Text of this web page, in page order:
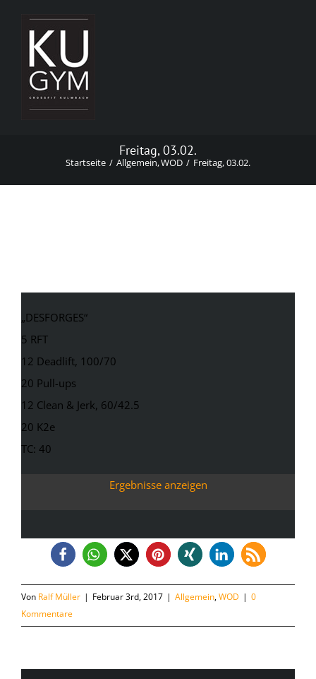
springen
Freitag, 03.02.
Startseite Allgemein WOD Freitag, 03.02.
„DESFORGES“
5 RFT
12 Deadlift, 100/70
20 Pull-ups
12 Clean & Jerk, 60/42.5
20 K2e
TC: 40
Ergebnisse anzeigen
Von Ralf Müller | Februar 3rd, 2017 | Allgemein,WOD | 0
Kommentare